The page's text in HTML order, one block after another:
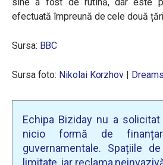
efectuată împreună de cele două
Sursa: BBC
Sursa foto: Nikolai Korzhov |
Echipa Biziday nu a
nicio formă de
guvernamentale. Spațiile
limitate, iar reclama